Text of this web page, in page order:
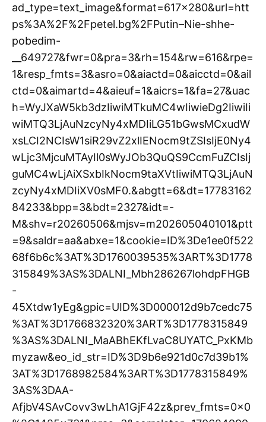
ad_type=text_image&format=617×280&url=htt
ps%3A%2F%2Fpetel.bg%2FPutin–Nie-shhe-
pobedim-
__649727&fwr=0&pra=3&rh=154&rw=616&rpe=
1&resp_fmts=3&asro=0&aiactd=0&aicctd=0&ail
ctd=0&aimartd=4&aieuf=1&aicrs=1&fa=27&uac
h=WyJXaW5kb3dzIiwiMTkuMC4wIiwieDg2IiwiIi
wiMTQ3LjAuNzcyNy4xMDIiLG51bGwsMCxudW
xsLCI2NCIsW1siR29vZ2xlIENocm9tZSIsIjE0Ny4
wLjc3MjcuMTAyIl0sWyJOb3QuQS9CcmFuZCIsIj
guMC4wLjAiXSxbIkNocm9taXVtIiwiMTQ3LjAuN
zcyNy4xMDIiXV0sMF0.&abgtt=6&dt=17783162
84233&bpp=3&bdt=2327&idt=-
M&shv=r20260506&mjsv=m202605040101&ptt
=9&saldr=aa&abxe=1&cookie=ID%3De1ee0f522
68f6b6c%3AT%3D1760039535%3ART%3D1778
315849%3AS%3DALNI_Mbh286267lohdpFHGB
-
45Xtdw1yEg&gpic=UID%3D000012d9b7cedc75
%3AT%3D1766832320%3ART%3D1778315849
%3AS%3DALNI_MaABhEKfLvaC8UYATC_PxKMb
myzaw&eo_id_str=ID%3D9b6e921d0c7d39b1%
3AT%3D1768982584%3ART%3D1778315849%
3AS%3DAA-
AfjbV4SAvCovv3wLhA1GjF42z&prev_fmts=0x0